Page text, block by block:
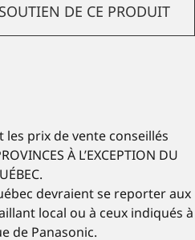
DE CE PRODUIT
les prix de vente conseillés
À L’EXCEPTION DU
devraient se reporter aux
local ou à ceux indiqués à
de Panasonic.